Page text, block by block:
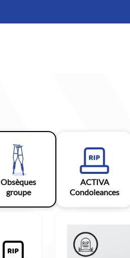
Obsèques
groupe
ACTIVA
Condoleances